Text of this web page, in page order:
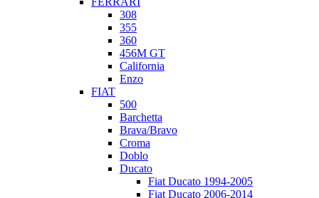
308
355
360
456M GT
California
Enzo
FIAT
500
Barchetta
Brava/Bravo
Croma
Doblo
Ducato
Fiat Ducato 1994-2005
Fiat Ducato 2006-2014